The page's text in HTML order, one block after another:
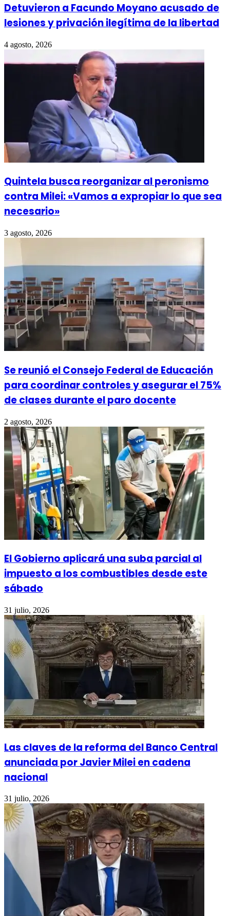
Detuvieron a Facundo Moyano acusado de
lesiones y privación ilegítima de la libertad
4 agosto, 2026
Quintela busca reorganizar al peronismo
contra Milei: «Vamos a expropiar lo que sea
necesario»
3 agosto, 2026
Se reunió el Consejo Federal de Educación
para coordinar controles y asegurar el 75%
de clases durante el paro docente
2 agosto, 2026
El Gobierno aplicará una suba parcial al
impuesto a los combustibles desde este
sábado
31 julio, 2026
Las claves de la reforma del Banco Central
anunciada por Javier Milei en cadena
nacional
31 julio, 2026